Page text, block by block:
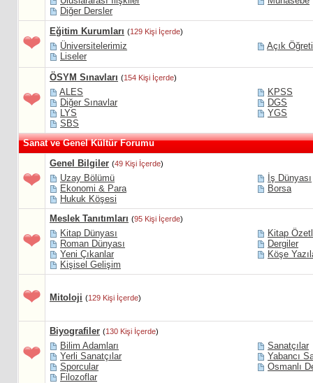
Diğer Dersler
Eğitim Kurumları (129 Kişi İçerde)
Üniversitelerimiz
Açık
Liseler
ÖSYM Sınavları (154 Kişi İçerde)
ALES
KPSS
Diğer Sınavlar
DGS
LYS
YGS
SBS
Sanat ve Genel Kültür Forumu
Genel Bilgiler (49 Kişi İçerde)
Uzay Bölümü
İş Dünyası
Ekonomi & Para
Borsa
Hukuk Köşesi
Meslek Tanıtımları (95 Kişi İçerde)
Kitap Dünyası
Kitap
Roman Dünyası
Dergiler
Yeni Çıkanlar
Köşe
Kişisel Gelişim
Mitoloji (129 Kişi İçerde)
Biyografiler (130 Kişi İçerde)
Bilim Adamları
Sanatçılar
Yerli Sanatçılar
Yabancı
Sporcular
Osmanlı
Filozoflar